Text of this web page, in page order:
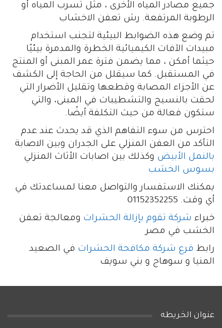
جميع مصادر المياه الأخرى ، مثل تسرب المياه أو
الرطوبة المرتفعة. رش تعفن الاخشاب
تم وضع هذه الضوابط البيئية لتجنب استخدام
مبيدات الآفات الكيميائية الخطرة والمدمرة بيئيًا
حيثما أمكن ، مما يضمن فترة عمر المبنى أو المنتج
في المستقبل. كما سيقلل من الحاجة إلى الكشف
عن الأجزاء المصابة وقطعها وتقليل الأضرار التي
لحقت بالنسيج والتشطيبات في المبنى، والتي
ستكون فعالة من حيث التكلفة أيضًا.
احترس من سوء التفاهم الذي قد يحدث عند عدم
التأكد من العفن المنزلي على الجدران وبين الاصابة
بالنمل الأبيض وكذلك بين اصابات الأثاث المنزلي
بسوس الخشب
يمكنك الاستفسار والتواصل معنا لمساعدتك في
أي وقت. 01152352255
خبراء شركة تقوم بإزالة الحشرات ومعالجة تعفن
الخشب في مصر
رابط فرع شركة مكافحة الحشرات في الصعيد
المنيا و سوهاج و بني سويف
عنوان الخريطه